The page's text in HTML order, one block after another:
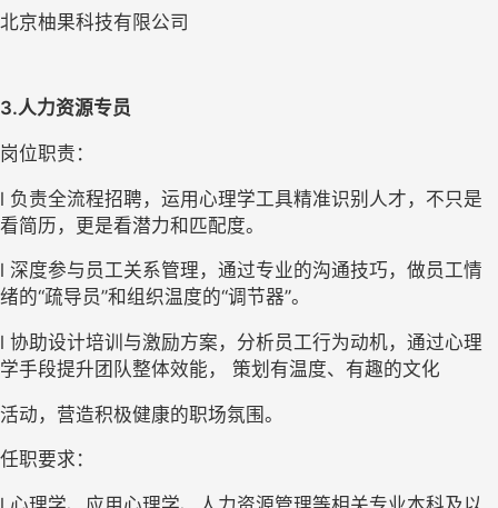
北京柚果科技有限公司
3.人力资源专员
岗位职责：
l 负责全流程招聘，运用心理学工具精准识别人才，不只是
看简历，更是看潜力和匹配度。
l 深度参与员工关系管理，通过专业的沟通技巧，做员工情
绪的“疏导员”和组织温度的“调节器”。
l 协助设计培训与激励方案，分析员工行为动机，通过心理
学手段提升团队整体效能， 策划有温度、有趣的文化
活动，营造积极健康的职场氛围。
任职要求：